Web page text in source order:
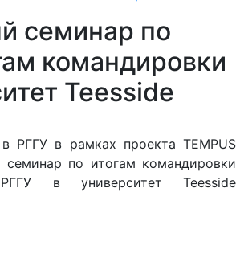
семинар по
командировки
Teesside
в РГГУ в рамках проекта TEMPUS
семинар по итогам командировки
РГГУ в университет Teesside